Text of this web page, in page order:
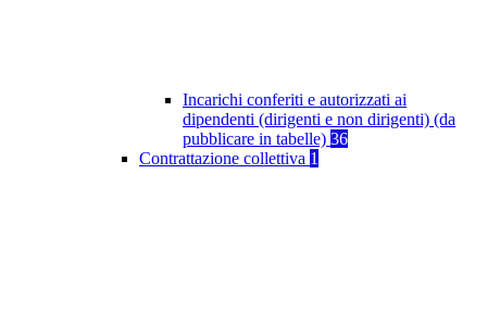
Incarichi conferiti e autorizzati ai
dipendenti (dirigenti e non dirigenti) (da
pubblicare in tabelle) 36
Contrattazione collettiva 1